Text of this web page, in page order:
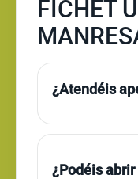
FICHET
¿Atendéis
¿Podéis